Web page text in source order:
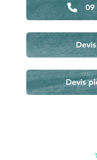
09
Devis